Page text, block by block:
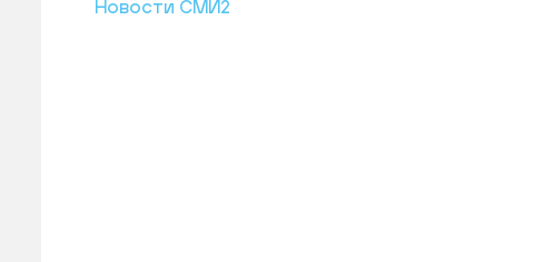
Новости СМИ2